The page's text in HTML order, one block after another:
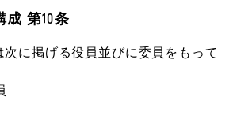
第10条
次に掲げる役員並びに委員をもって